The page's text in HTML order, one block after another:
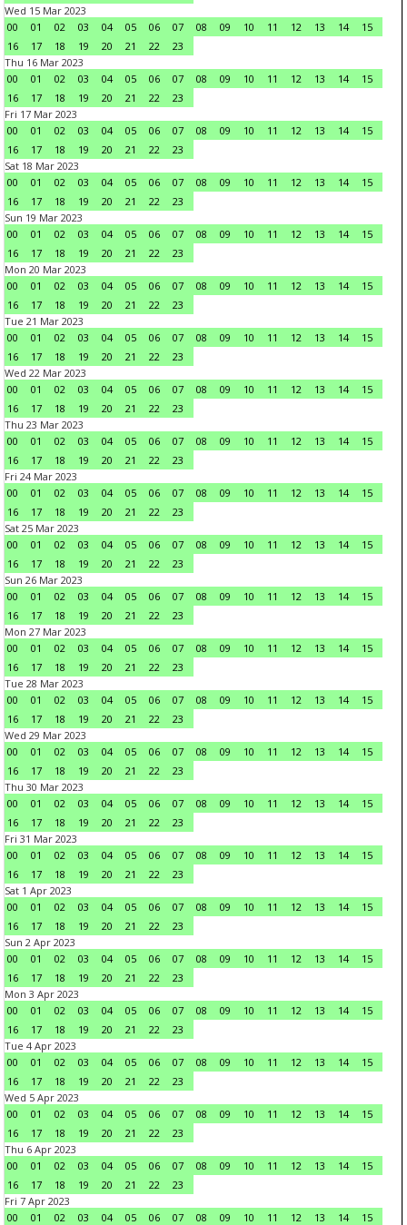
Wed 15 Mar 2023
00
01 02 03 04 05 06 07 08 09 10 11 12 13 14
15
16
17 18 19 20 21 22
23
Thu 16 Mar 2023
00
01 02 03 04 05 06 07 08 09 10 11 12 13 14
15
16
17 18 19 20 21 22
23
Fri 17 Mar 2023
00
01 02 03 04 05 06 07 08 09 10 11 12 13 14
15
16
17 18 19 20 21 22
23
Sat 18 Mar 2023
00
01 02 03 04 05 06 07 08 09 10 11 12 13 14
15
16
17 18 19 20 21 22
23
Sun 19 Mar 2023
00
01 02 03 04 05 06 07 08 09 10 11 12 13 14
15
16
17 18 19 20 21 22
23
Mon 20 Mar 2023
00
01 02 03 04 05 06 07 08 09 10 11 12 13 14
15
16
17 18 19 20 21 22
23
Tue 21 Mar 2023
00
01 02 03 04 05 06 07 08 09 10 11 12 13 14
15
16
17 18 19 20 21 22
23
Wed 22 Mar 2023
00
01 02 03 04 05 06 07 08 09 10 11 12 13 14
15
16
17 18 19 20 21 22
23
Thu 23 Mar 2023
00
01 02 03 04 05 06 07 08 09 10 11 12 13 14
15
16
17 18 19 20 21 22
23
Fri 24 Mar 2023
00
01 02 03 04 05 06 07 08 09 10 11 12 13 14
15
16
17 18 19 20 21 22
23
Sat 25 Mar 2023
00
01 02 03 04 05 06 07 08 09 10 11 12 13 14
15
16
17 18 19 20 21 22
23
Sun 26 Mar 2023
00
01 02 03 04 05 06 07 08 09 10 11 12 13 14
15
16
17 18 19 20 21 22
23
Mon 27 Mar 2023
00
01 02 03 04 05 06 07 08 09 10 11 12 13 14
15
16
17 18 19 20 21 22
23
Tue 28 Mar 2023
00
01 02 03 04 05 06 07 08 09 10 11 12 13 14
15
16
17 18 19 20 21 22
23
Wed 29 Mar 2023
00
01 02 03 04 05 06 07 08 09 10 11 12 13 14
15
16
17 18 19 20 21 22
23
Thu 30 Mar 2023
00
01 02 03 04 05 06 07 08 09 10 11 12 13 14
15
16
17 18 19 20 21 22
23
Fri 31 Mar 2023
00
01 02 03 04 05 06 07 08 09 10 11 12 13 14
15
16
17 18 19 20 21 22
23
Sat 1 Apr 2023
00
01 02 03 04 05 06 07 08 09 10 11 12 13 14
15
16
17 18 19 20 21 22
23
Sun 2 Apr 2023
00
01 02 03 04 05 06 07 08 09 10 11 12 13 14
15
16
17 18 19 20 21 22
23
Mon 3 Apr 2023
00
01 02 03 04 05 06 07 08 09 10 11 12 13 14
15
16
17 18 19 20 21 22
23
Tue 4 Apr 2023
00
01 02 03 04 05 06 07 08 09 10 11 12 13 14
15
16
17 18 19 20 21 22
23
Wed 5 Apr 2023
00
01 02 03 04 05 06 07 08 09 10 11 12 13 14
15
16
17 18 19 20 21 22
23
Thu 6 Apr 2023
00
01 02 03 04 05 06 07 08 09 10 11 12 13 14
15
16
17 18 19 20 21 22
23
Fri 7 Apr 2023
00
01 02 03 04 05 06 07 08 09 10 11 12 13 14
15